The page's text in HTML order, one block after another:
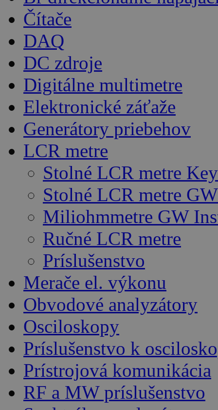
Čítače
DAQ
DC zdroje
Digitálne multimetre
Elektronické záťaže
Generátory priebehov
LCR metre
Stolné LCR metre
Stolné LCR metre
Miliohmmetre GW
Ručné LCR metre
Príslušenstvo
Merače el. výkonu
Obvodové analyzátory
Osciloskopy
Príslušenstvo k
Prístrojová komunikácia
RF a MW príslušenstvo